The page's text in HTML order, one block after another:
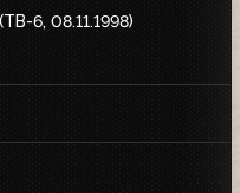
6, 08.11.1998)